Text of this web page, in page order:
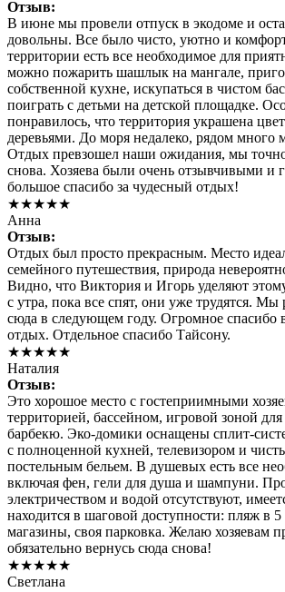
Отзыв:
В июне мы провели отпуск в экодоме и
довольны. Все было чисто, уютно и
территории есть все необходимое для
можно пожарить шашлык на мангале,
собственной кухне, искупаться в чистом
поиграть с детьми на детской площадке.
понравилось, что территория украшена
деревьями. До моря недалеко, рядом много
Отдых превзошел наши ожидания, мы
снова. Хозяева были очень отзывчивыми и
большое спасибо за чудесный отдых!
★★★★★
Анна
Отзыв:
Отдых был просто прекрасным. Место
семейного путешествия, природа
Видно, что Виктория и Игорь уделяют
с утра, пока все спят, они уже трудятся. Мы
сюда в следующем году. Огромное спасибо
отдых. Отдельное спасибо Тайсону.
★★★★★
Наталия
Отзыв:
Это хорошое место с гостеприимными
территорией, бассейном, игровой зоной для
барбекю. Эко-домики оснащены сплит-
с полноценной кухней, телевизором и
постельным бельем. В душевых есть все
включая фен, гели для душа и шампуни.
электричеством и водой отсутствуют,
находится в шаговой доступности: пляж в
магазины, своя парковка. Желаю хозяевам
обязательно вернусь сюда снова!
★★★★★
Светлана